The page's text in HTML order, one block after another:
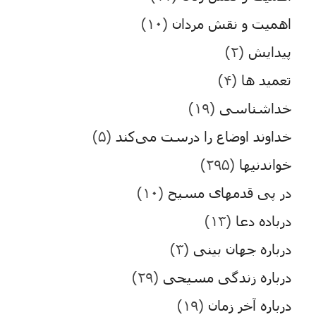
اهمیت و نقش مردان (۱۰)
پیدایش (۲)
تعمید ها (۴)
خداشناسی (۱۹)
خداوند اوضاع را درست می‌کند (۵)
خواندنیها (۲۹۵)
در پی قدمهای مسیح (۱۰)
درباده دعا (۱۳)
درباره جهان بینی (۳)
درباره زندگی مسیحی (۲۹)
درباره آخر زمان (۱۹)